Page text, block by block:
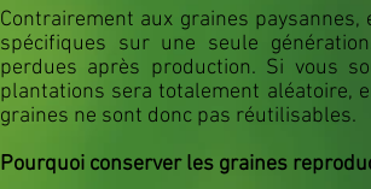
Contrairement aux graines
spécifiques sur une seule
perdues après production. Si vous
plantations sera totalement aléatoire,
graines ne sont donc pas réutilisables.
Pourquoi conserver les graines